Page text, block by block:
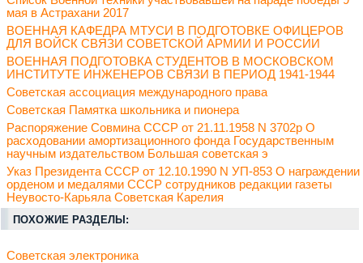
мая в Астрахани 2017
ВОЕННАЯ КАФЕДРА МТУСИ В ПОДГОТОВКЕ ОФИЦЕРОВ
ДЛЯ ВОЙСК СВЯЗИ СОВЕТСКОЙ АРМИИ И РОССИИ
ВОЕННАЯ ПОДГОТОВКА СТУДЕНТОВ В МОСКОВСКОМ
ИНСТИТУТЕ ИНЖЕНЕРОВ СВЯЗИ В ПЕРИОД 1941-1944
Советская ассоциация международного права
Советская Памятка школьника и пионера
Распоряжение Совмина СССР от 21.11.1958 N 3702р О
расходовании амортизационного фонда Государственным
научным издательством Большая советская э
Указ Президента СССР от 12.10.1990 N УП-853 О награждении
орденом и медалями СССР сотрудников редакции газеты
Неувосто-Карьяла Советская Карелия
ПОХОЖИЕ РАЗДЕЛЫ:
Советская электроника